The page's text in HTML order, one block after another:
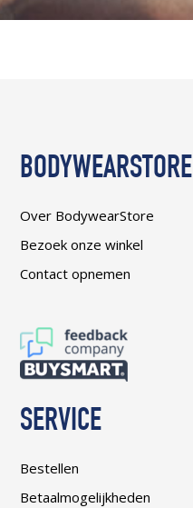
BODYWEARSTORE
Over BodywearStore
Bezoek onze winkel
Contact opnemen
SERVICE
Bestellen
Betaalmogelijkheden